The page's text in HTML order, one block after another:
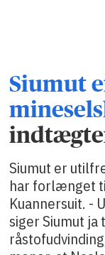
Siumut
Siumut er
har forlænget
Kuannersuit. -
siger Siumut ja